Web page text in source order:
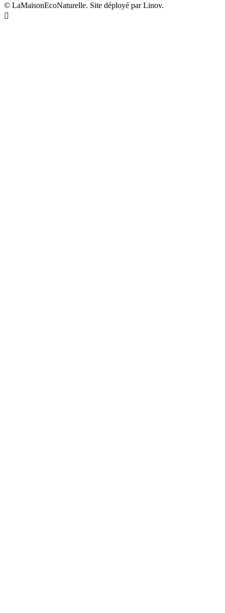
© LaMaisonEcoNaturelle. Site déployé par Linov.
Designed by uhuPage
